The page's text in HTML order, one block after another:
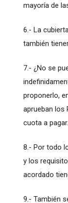
mayoría de
6.- La
también
7.- ¿No se
proponerlo,
aprueban los
cuota a pagar.
8.- Por todo
y los
acordado
9.- También